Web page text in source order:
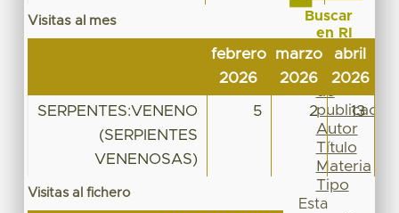
Visitas al mes
febrero
2026
marzo
2026
abril
2026
SERPENTES:VENENO
(SERPIENTES
VENENOSAS)
5 2 13
Visitas al fichero
Buscar
en RI
Por
Fecha
de
publicación
Autor
Título
Materia
Tipo
Esta